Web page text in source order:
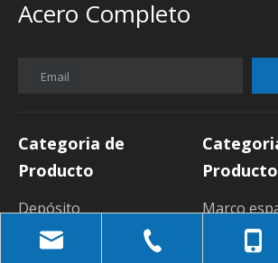
Acero Completo
Email
Categoria de
Producto
Depósito
Taller
Producto
Marco
Edificio de